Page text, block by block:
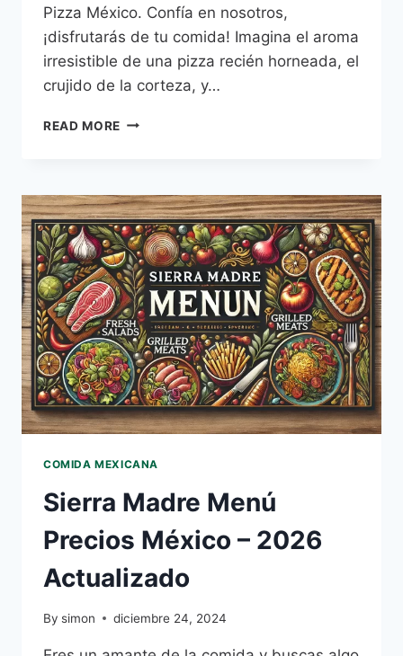
Pizza México. Confía en nosotros,
¡disfrutarás de tu comida! Imagina el aroma
irresistible de una pizza recién horneada, el
crujido de la corteza, y…
READ MORE SUPER
MÉXICO
–
2026
ACTUALIZADO
COMIDA MEXICANA
Sierra Madre Menú
Precios México – 2026
Actualizado
By simon diciembre 24, 2024